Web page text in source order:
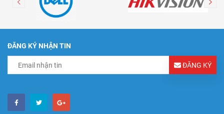
ĐĂNG KÝ NHẬN TIN
ĐĂNG KÝ